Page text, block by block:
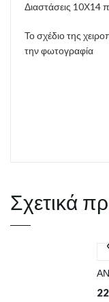
Διαστάσεις 10Χ14
Το σχέδιο της
την φωτογραφία
Σχετικά